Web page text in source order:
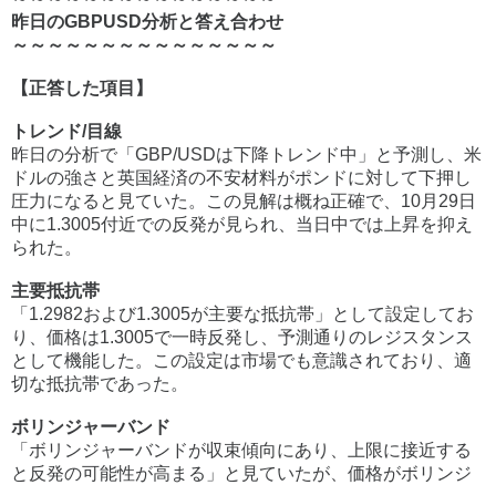
昨日のGBPUSD分析と答え合わせ
～～～～～～～～～～～～～～～
【正答した項目】
トレンド/目線
昨日の分析で「GBP/USDは下降トレンド中」と予測し、米
ドルの強さと英国経済の不安材料がポンドに対して下押し
圧力になると見ていた。この見解は概ね正確で、10月29日
中に1.3005付近での反発が見られ、当日中では上昇を抑え
られた。
主要抵抗帯
「1.2982および1.3005が主要な抵抗帯」として設定してお
り、価格は1.3005で一時反発し、予測通りのレジスタンス
として機能した。この設定は市場でも意識されており、適
切な抵抗帯であった​。
ボリンジャーバンド
「ボリンジャーバンドが収束傾向にあり、上限に接近する
と反発の可能性が高まる」と見ていたが、価格がボリンジ